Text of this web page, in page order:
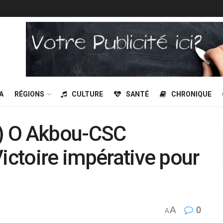
RÉGIONS CULTURE SANTÉ CHRONIQUE
Akbou-CSC
impérative pour
AA 0